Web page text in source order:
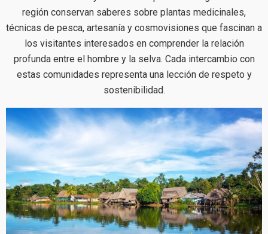
región conservan saberes sobre plantas medicinales,
técnicas de pesca, artesanía y cosmovisiones que fascinan a
los visitantes interesados en comprender la relación
profunda entre el hombre y la selva. Cada intercambio con
estas comunidades representa una lección de respeto y
sostenibilidad.